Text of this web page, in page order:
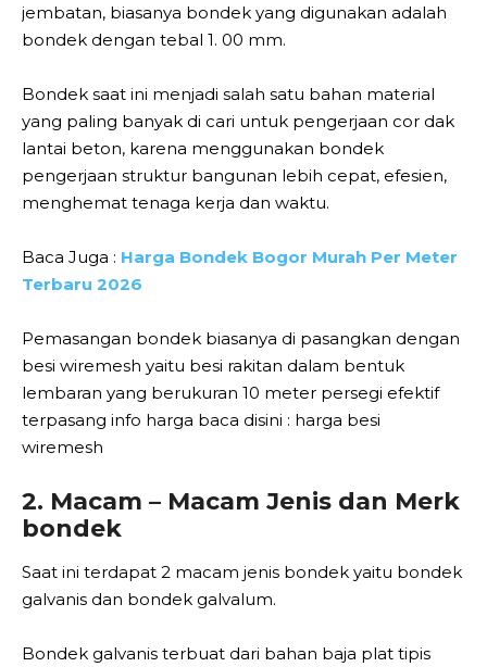
jembatan, biasanya bondek yang digunakan adalah
bondek dengan tebal 1. 00 mm.
Bondek saat ini menjadi salah satu bahan material
yang paling banyak di cari untuk pengerjaan cor dak
lantai beton, karena menggunakan bondek
pengerjaan struktur bangunan lebih cepat, efesien,
menghemat tenaga kerja dan waktu.
Baca Juga : Harga Bondek Bogor Murah Per Meter
Terbaru 2026
Pemasangan bondek biasanya di pasangkan dengan
besi wiremesh yaitu besi rakitan dalam bentuk
lembaran yang berukuran 10 meter persegi efektif
terpasang info harga baca disini : harga besi
wiremesh
2. Macam – Macam Jenis dan Merk
bondek
Saat ini terdapat 2 macam jenis bondek yaitu bondek
galvanis dan bondek galvalum.
Bondek galvanis terbuat dari bahan baja plat tipis